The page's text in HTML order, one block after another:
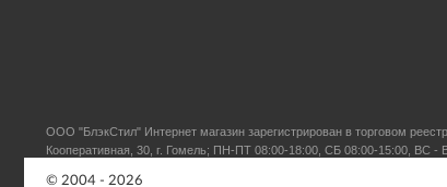
ООО "БлэкСтил" Интернет магазин зарегистрирован в торговом
Кооперативная, 30, г. Гомель; ПН-ПТ 08:00-18:00, СБ 08:00-15:00, ВС -
© 2004 - 2026